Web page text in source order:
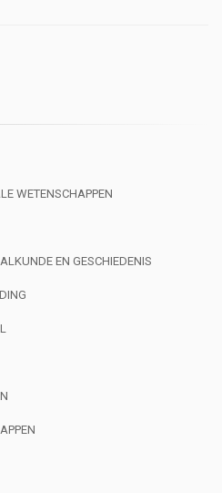
WETENSCHAPPEN
EN GESCHIEDENIS